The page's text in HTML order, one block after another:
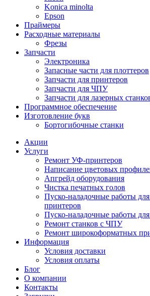
Konica minolta
Epson
Праймеры
Расходные материалы
Фрезы
Запчасти
Электроника
Запасные части для плоттеров
Запчасти для принтеров
Запчасти для ЧПУ
Запчасти для лазерных
Программное обеспечение
Изготовление букв
Бортогибочные станки
Акции
Услуги
Ремонт УФ-принтеров
Написание цветовых
Апгрейд оборудования
Чистка печатных голов
Пуско-наладочные работы
принтеров
Пуско-наладочные работы
Ремонт станков с ЧПУ
Ремонт широкоформатных
Информация
Условия доставки
Условия оплаты
Блог
О компании
Контакты